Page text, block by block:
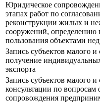
Юридическое
этапах работ по
реконструкции жилых и
сооружений, определению
пользования объектами
Запись субъектов малого
получение
экспорта
Запись субъектов малого
консультации по
сопровождения